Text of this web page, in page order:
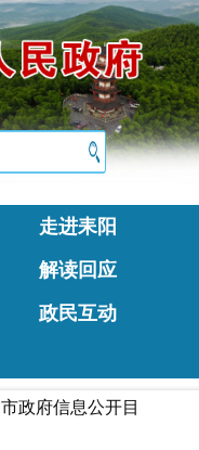
走进耒阳
解读回应
政民互动
市政府信息公开目